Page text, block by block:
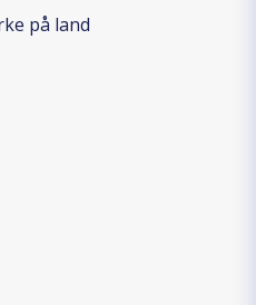
på land